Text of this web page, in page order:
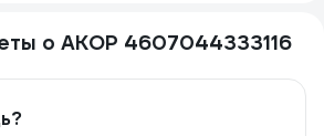
о АКОР 4607044333116